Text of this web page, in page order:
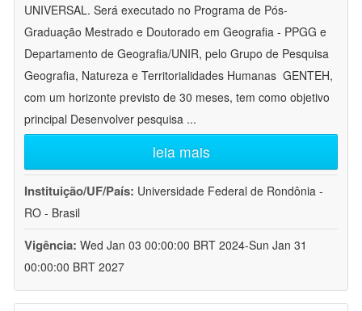
UNIVERSAL. Será executado no Programa de Pós-
Graduação Mestrado e Doutorado em Geografia - PPGG e
Departamento de Geografia/UNIR, pelo Grupo de Pesquisa
Geografia, Natureza e Territorialidades Humanas  GENTEH,
com um horizonte previsto de 30 meses, tem como objetivo
principal Desenvolver pesquisa ...
leia mais
Instituição/UF/País: Universidade Federal de Rondônia -
RO - Brasil
Vigência: Wed Jan 03 00:00:00 BRT 2024-Sun Jan 31
00:00:00 BRT 2027